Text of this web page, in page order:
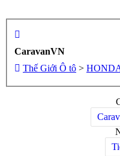
CaravanVN
Thế Giới Ô tô >